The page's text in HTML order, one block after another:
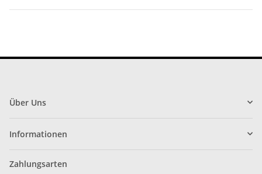
Über Uns
Informationen
Zahlungsarten